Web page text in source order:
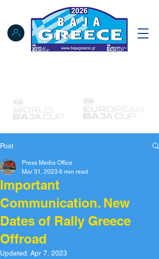
Post
Important
Communication. New
Dates of Rally Greece
Offroad
Press Media Office
Mar 31, 2023 6 min read
Updated: Apr 7, 2023